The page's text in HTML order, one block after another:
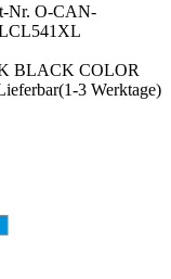
Nr. O-CAN-
BLACK COLOR
3 Werktage)